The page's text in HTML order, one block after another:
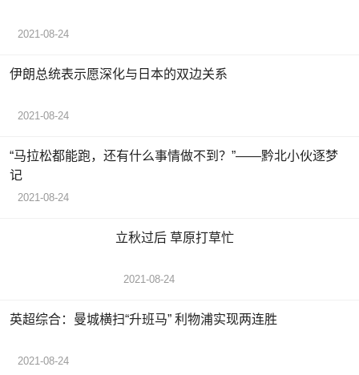
2021-08-24
伊朗总统表示愿深化与日本的双边关系
2021-08-24
“马拉松都能跑，还有什么事情做不到？”——黔北小伙逐梦
记
2021-08-24
立秋过后 草原打草忙
2021-08-24
英超综合：曼城横扫“升班马” 利物浦实现两连胜
2021-08-24